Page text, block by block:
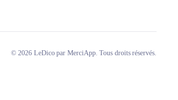
© 2026 LeDico par MerciApp. Tous droits réservés.